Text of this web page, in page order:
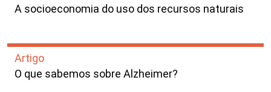
A socioeconomia do uso dos recursos naturais
Artigo
O que sabemos sobre Alzheimer?